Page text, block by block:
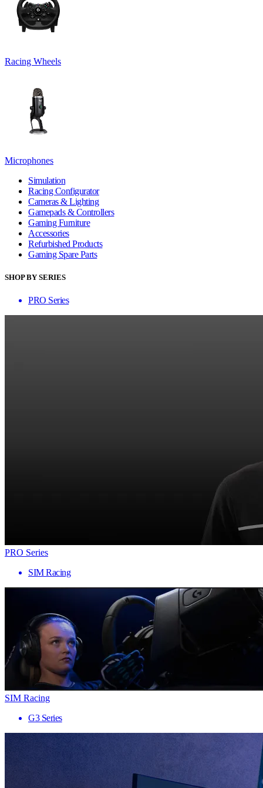
Racing Wheels
Microphones
Simulation
Racing Configurator
Cameras & Lighting
Gamepads & Controllers
Gaming Furniture
Accessories
Refurbished Products
Gaming Spare Parts
SHOP BY SERIES
PRO Series
PRO Series
SIM Racing
SIM Racing
G3 Series